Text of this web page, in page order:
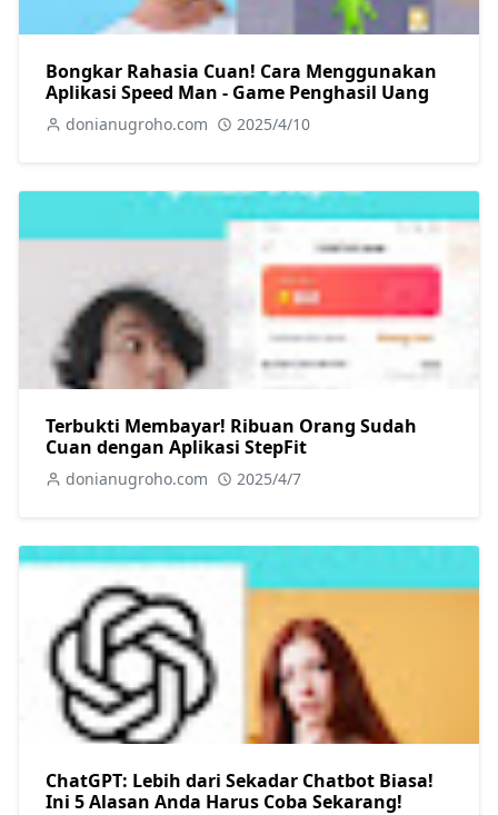
Bongkar Rahasia Cuan! Cara Menggunakan
Aplikasi Speed Man - Game Penghasil Uang
donianugroho.com 2025/4/10
Terbukti Membayar! Ribuan Orang Sudah
Cuan dengan Aplikasi StepFit
donianugroho.com 2025/4/7
ChatGPT: Lebih dari Sekadar Chatbot Biasa!
Ini 5 Alasan Anda Harus Coba Sekarang!